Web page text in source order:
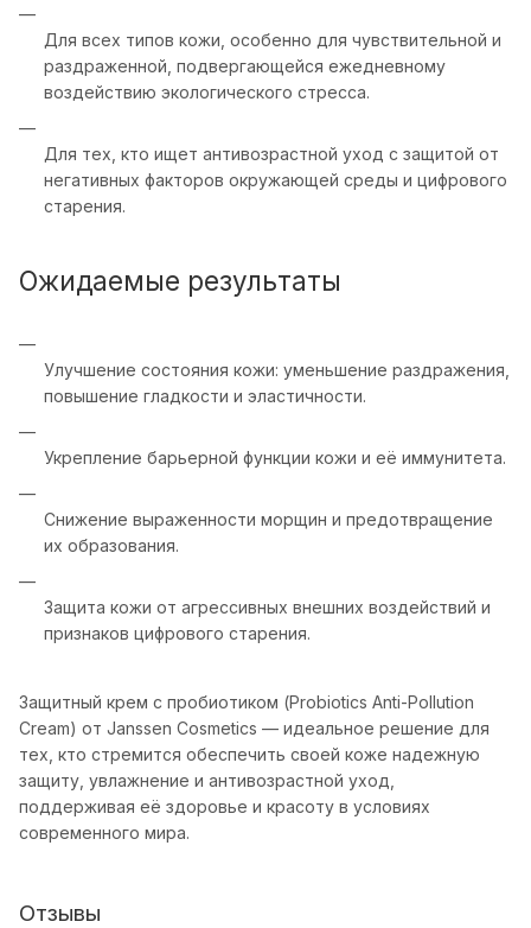
Для всех типов кожи, особенно для чувствительной и
раздраженной, подвергающейся ежедневному
воздействию экологического стресса.
Для тех, кто ищет антивозрастной уход с защитой от
негативных факторов окружающей среды и цифрового
старения.
Ожидаемые результаты
Улучшение состояния кожи: уменьшение раздражения,
повышение гладкости и эластичности.
Укрепление барьерной функции кожи и её иммунитета.
Снижение выраженности морщин и предотвращение
их образования.
Защита кожи от агрессивных внешних воздействий и
признаков цифрового старения.
Защитный крем с пробиотиком (Probiotics Anti-Pollution
Cream) от Janssen Cosmetics — идеальное решение для
тех, кто стремится обеспечить своей коже надежную
защиту, увлажнение и антивозрастной уход,
поддерживая её здоровье и красоту в условиях
современного мира.
Отзывы